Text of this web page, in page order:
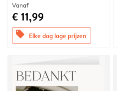
Vanaf
€ 11,99
offers Elke dag lage prijzen